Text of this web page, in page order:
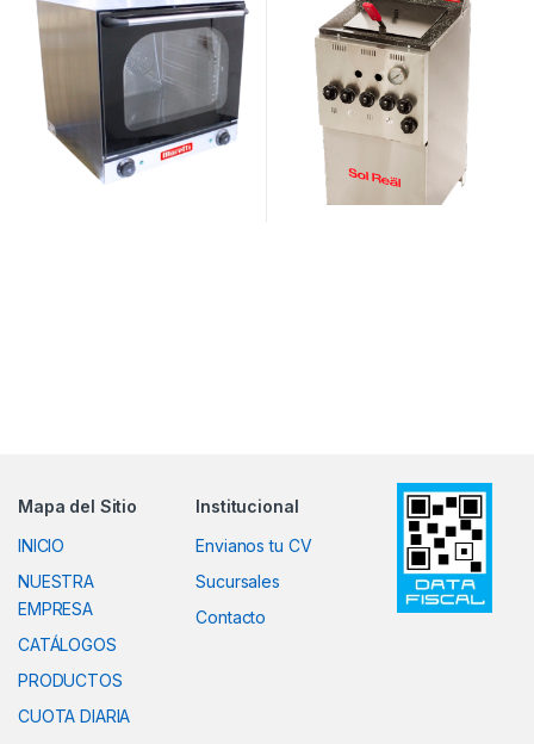
Mapa del Sitio
INICIO
NUESTRA
EMPRESA
CATÁLOGOS
PRODUCTOS
CUOTA DIARIA
Institucional
Envianos tu CV
Sucursales
Contacto